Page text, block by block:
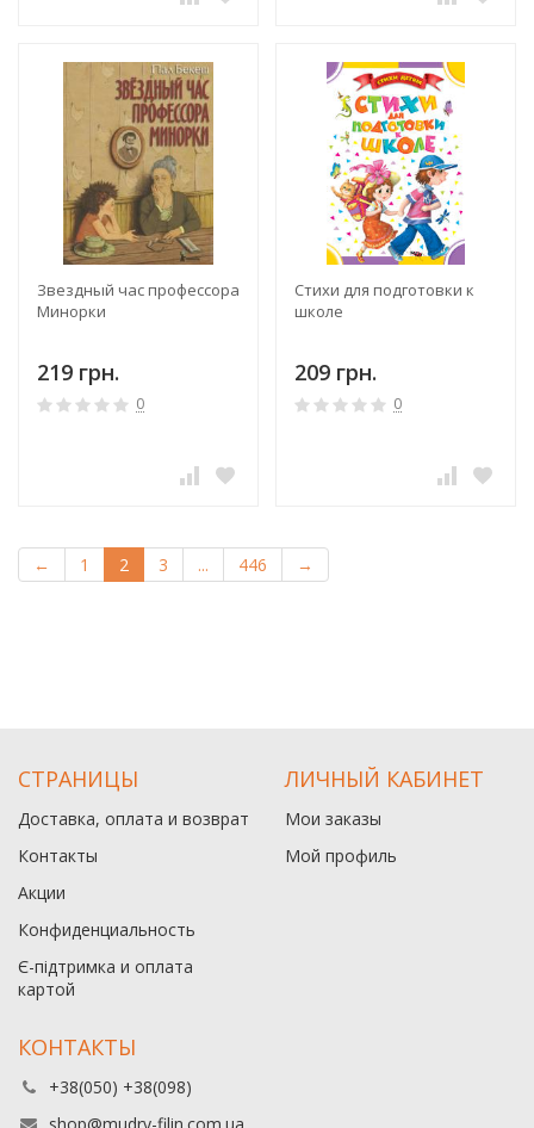
Звездный час профессора
Минорки
219 грн.
0
Стихи для подготовки к
школе
209 грн.
0
← 1 2 3 ... 446 →
СТРАНИЦЫ
Доставка, оплата и возврат
Контакты
Акции
Конфиденциальность
Є-підтримка и оплата
картой
ЛИЧНЫЙ КАБИНЕТ
Мои заказы
Мой профиль
КОНТАКТЫ
+38(050) +38(098)